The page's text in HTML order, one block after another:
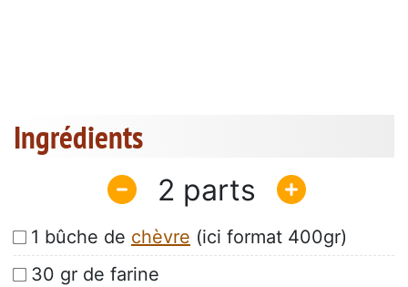
Ingrédients
2
1 bûche de chèvre (ici format 400gr)
30 gr de farine